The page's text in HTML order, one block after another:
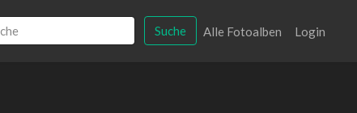
Suche Alle Fotoalben Login